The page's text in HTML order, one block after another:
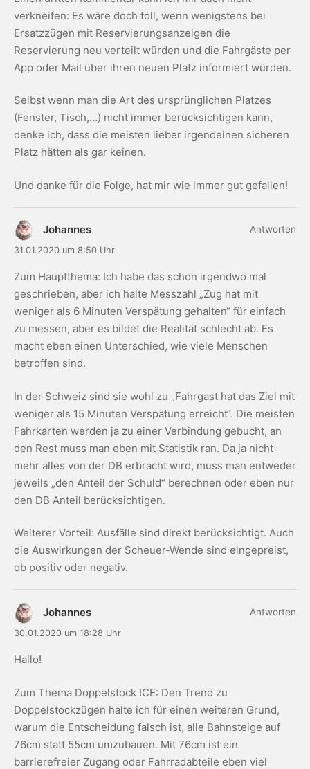
verkneifen: Es wäre doch toll, wenn wenigstens bei
Ersatzzügen mit Reservierungsanzeigen die
Reservierung neu verteilt würden und die Fahrgäste per
App oder Mail über ihren neuen Platz informiert würden.
Selbst wenn man die Art des ursprünglichen Platzes
(Fenster, Tisch,…) nicht immer berücksichtigen kann,
denke ich, dass die meisten lieber irgendeinen sicheren
Platz hätten als gar keinen.
Und danke für die Folge, hat mir wie immer gut gefallen!
Johannes
31.01.2020 um 8:50 Uhr
Zum Hauptthema: Ich habe das schon irgendwo mal
geschrieben, aber ich halte Messzahl „Zug hat mit
weniger als 6 Minuten Verspätung gehalten“ für einfach
zu messen, aber es bildet die Realität schlecht ab. Es
macht eben einen Unterschied, wie viele Menschen
betroffen sind.
In der Schweiz sind sie wohl zu „Fahrgast hat das Ziel mit
weniger als 15 Minuten Verspätung erreicht“. Die meisten
Fahrkarten werden ja zu einer Verbindung gebucht, an
den Rest muss man eben mit Statistik ran. Da ja nicht
mehr alles von der DB erbracht wird, muss man entweder
jeweils „den Anteil der Schuld“ berechnen oder eben nur
den DB Anteil berücksichtigen.
Weiterer Vorteil: Ausfälle sind direkt berücksichtigt. Auch
die Auswirkungen der Scheuer-Wende sind eingepreist,
ob positiv oder negativ.
Antworten
Johannes
30.01.2020 um 18:28 Uhr
Hallo!
Zum Thema Doppelstock ICE: Den Trend zu
Doppelstockzügen halte ich für einen weiteren Grund,
warum die Entscheidung falsch ist, alle Bahnsteige auf
76cm statt 55cm umzubauen. Mit 76cm ist ein
barrierefreier Zugang oder Fahrradabteile eben viel
Antworten